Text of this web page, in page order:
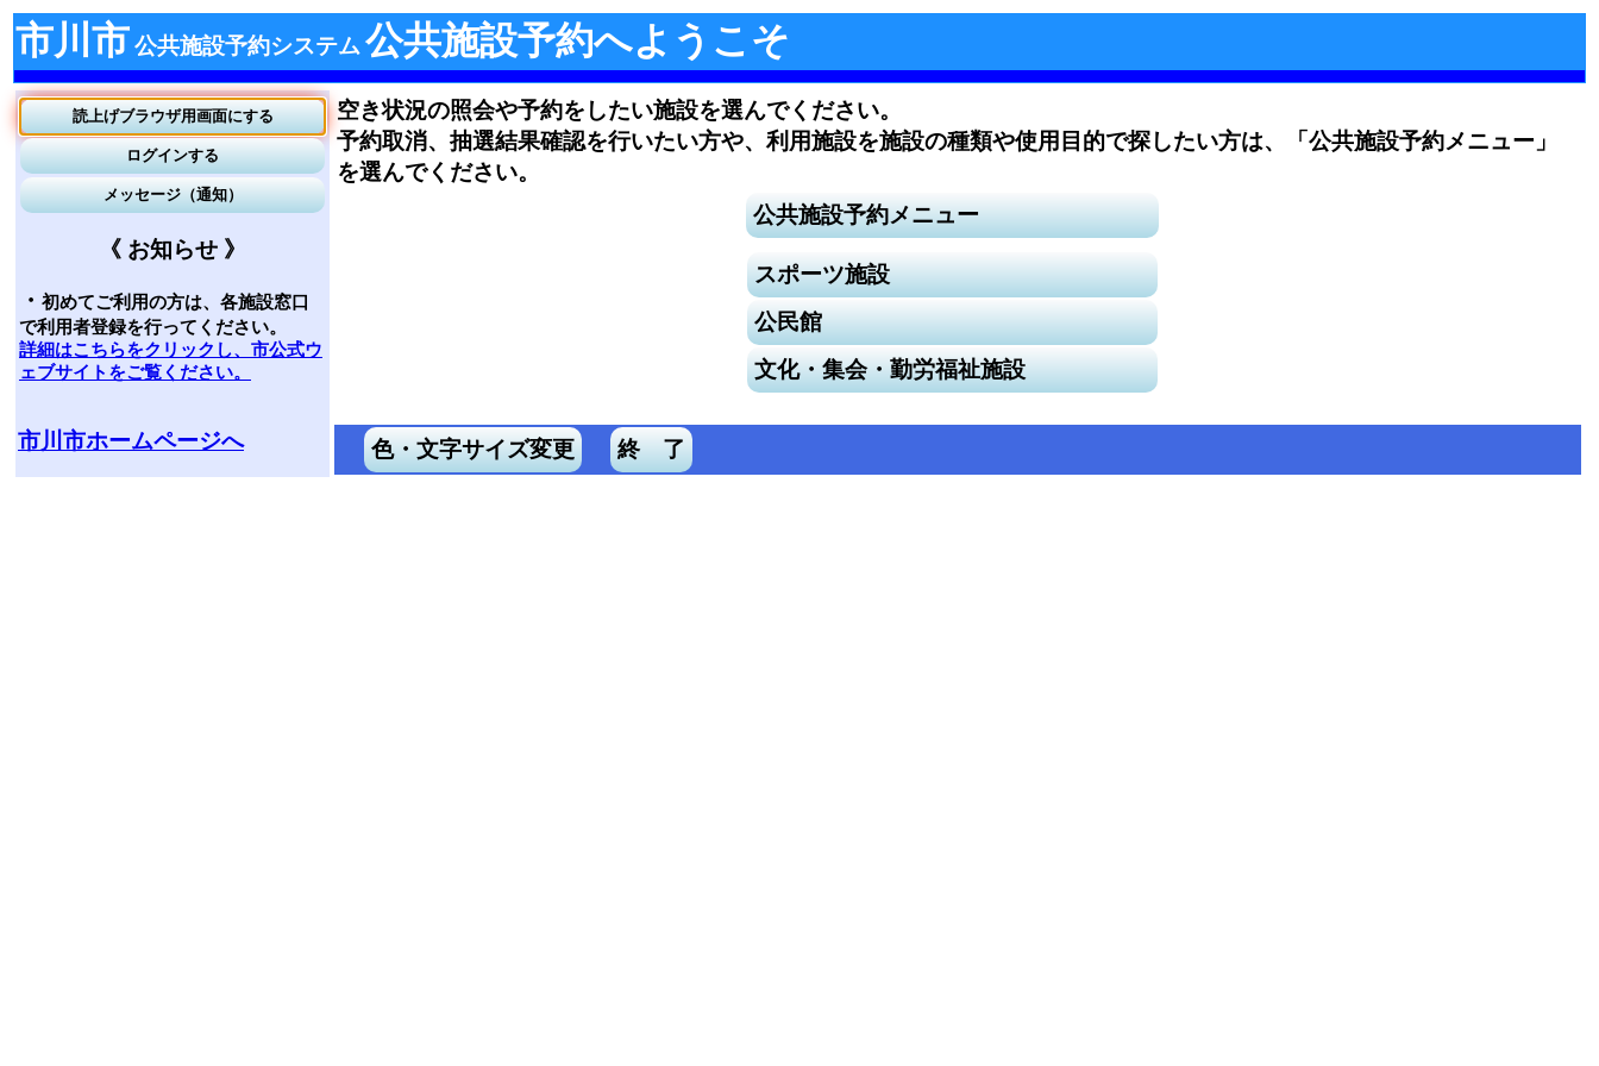
市川市公共施設予約システム 公共施設予約へようこそ
《 お知らせ 》
・ 初めてご利用の方は、各施設窓口
で利用者登録を行ってください。
詳細はこちらをクリックし、市公式ウ
ェブサイトをご覧ください。
市川市ホームページへ
空き状況の照会や予約をしたい施設を選んでください。
予約取消、抽選結果確認を行いたい方や、利用施設を施設の種類や使用目的で探したい方は、「公共施設予約メニュー」
を選んでください。